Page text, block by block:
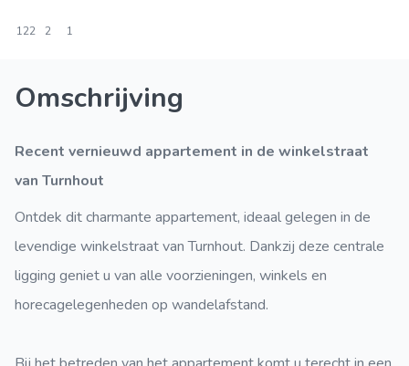
122 2 1
Omschrijving
Recent vernieuwd appartement in de winkelstraat
van Turnhout
Ontdek dit charmante appartement, ideaal gelegen in de
levendige winkelstraat van Turnhout. Dankzij deze centrale
ligging geniet u van alle voorzieningen, winkels en
horecagelegenheden op wandelafstand.